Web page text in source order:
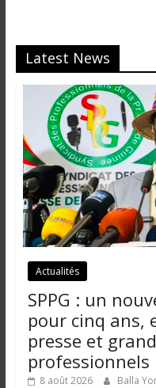
Latest News
Actualités
SPPG : un
pour cinq ans,
presse et
professionnels
8 août 2026 Balla